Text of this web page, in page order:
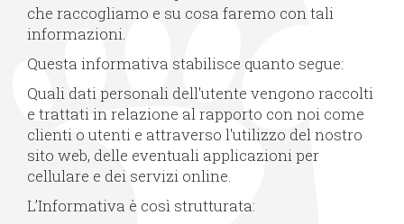
che raccogliamo e su cosa faremo con tali
informazioni.
Questa informativa stabilisce quanto segue:
Quali dati personali dell'utente vengono raccolti
e trattati in relazione al rapporto con noi come
clienti o utenti e attraverso l'utilizzo del nostro
sito web, delle eventuali applicazioni per
cellulare e dei servizi online.
L’Informativa è così strutturata: